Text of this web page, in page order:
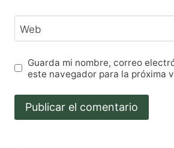
Web
Guarda mi nombre, correo
este navegador para la próxima